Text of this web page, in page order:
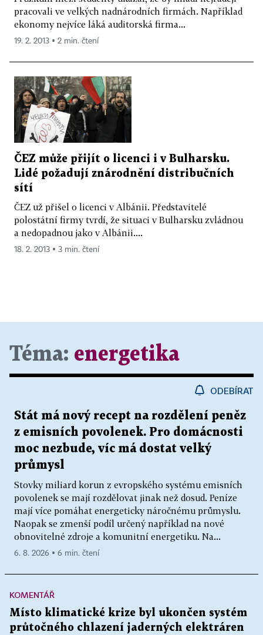
pracovali ve velkých nadnárodních firmách. Například
ekonomy nejvíce láká auditorská firma...
19. 2. 2013 ▪ 2 min. čtení
ČEZ může přijít o licenci i v Bulharsku.
Lidé požadují znárodnění distribučních
sítí
ČEZ už přišel o licenci v Albánii. Představitelé
polostátní firmy tvrdí, že situaci v Bulharsku zvládnou
a nedopadnou jako v Albánii....
18. 2. 2013 ▪ 3 min. čtení
Téma: energetika
ODEBÍRAT
Stát má nový recept na rozdělení peněz
z emisních povolenek. Pro domácnosti
moc nezbude, víc má dostat velký
průmysl
Stovky miliard korun z evropského systému emisních
povolenek se mají rozdělovat jinak než dosud. Peníze
mají více pomáhat energeticky náročnému průmyslu.
Naopak se zmenší podíl určený například na nové
obnovitelné zdroje a komunitní energetiku. Na...
6. 8. 2026 ▪ 6 min. čtení
KOMENTÁŘ
Místo klimatické krize byl ukončen systém
průtočného chlazení jaderných elektráren